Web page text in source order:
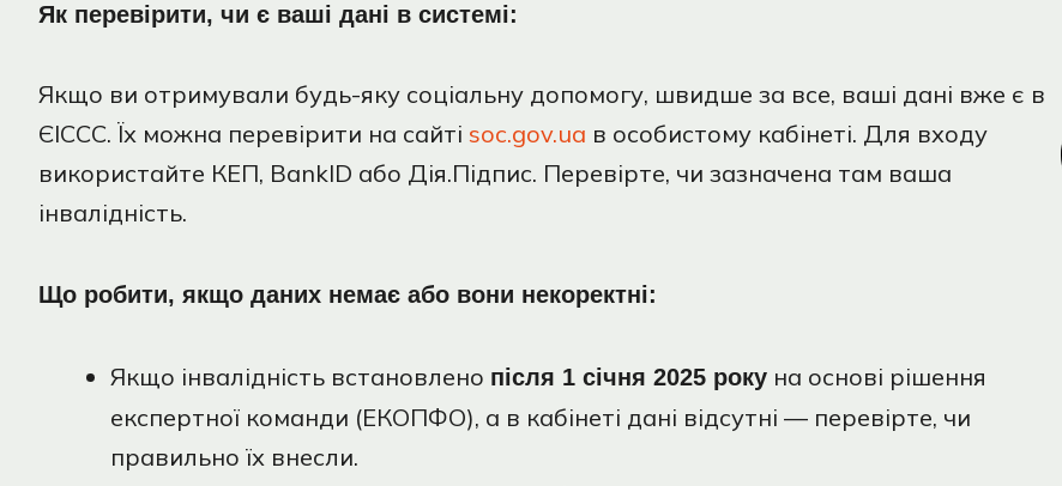
Як перевірити, чи є ваші дані в системі:
Якщо ви отримували будь-яку соціальну допомогу, швидше за все, ваші дані вже є в
ЄІССС. Їх можна перевірити на сайті soc.gov.ua в особистому кабінеті. Для входу
використайте КЕП, BankID або Дія.Підпис. Перевірте, чи зазначена там ваша
інвалідність.
Що робити, якщо даних немає або вони некоректні:
Якщо інвалідність встановлено після 1 січня 2025 року на основі рішення
експертної команди (ЕКОПФО), а в кабінеті дані відсутні — перевірте, чи
правильно їх внесли.